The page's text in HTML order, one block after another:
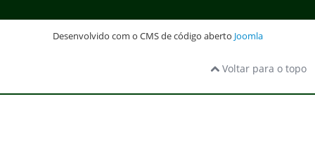
Desenvolvido com o CMS de código aberto Joomla
Voltar para o topo